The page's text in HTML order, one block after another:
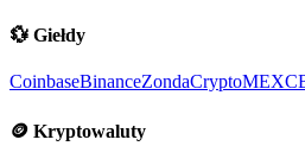
💱 Giełdy
CoinbaseBinanceZondaCryptoMEXC
🪙 Kryptowaluty